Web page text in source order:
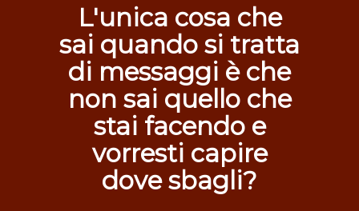
L'unica cosa che
sai quando si tratta
di messaggi è che
non sai quello che
stai facendo e
vorresti capire
dove sbagli?